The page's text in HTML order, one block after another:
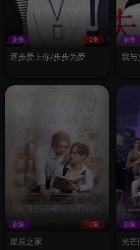
剧集 12集
逐步爱上你/步步为爱
剧集
我与
剧集 12集
星辰之家
剧集
光芒